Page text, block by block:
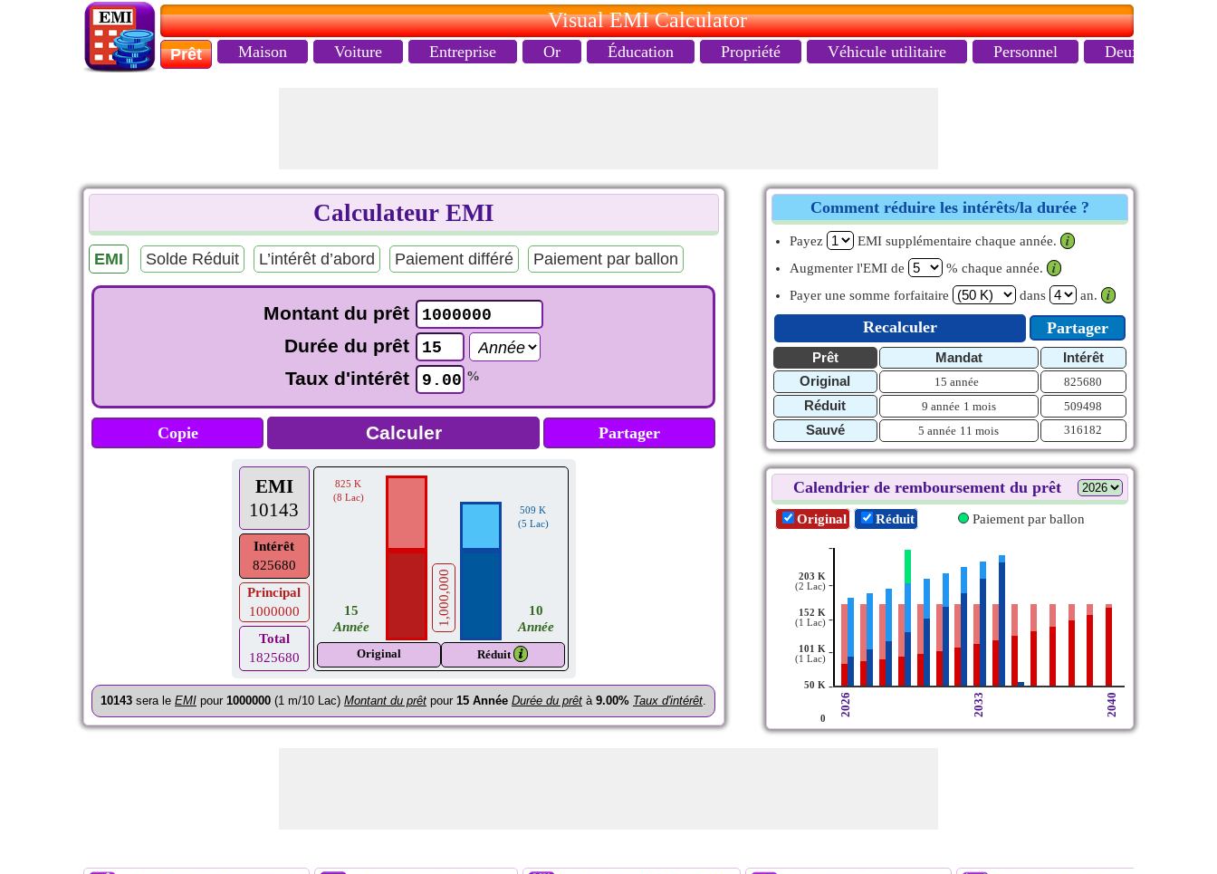
Visual EMI Calculator
Prêt Maison Voiture Entreprise Or Éducation Propriété Véhicule utilitaire Personnel Deux-roues
Calculateur EMI
EMI Solde Réduit L’intérêt d’abord Paiement différé Paiement par ballon
Montant du prêt
Durée du prêt
Taux d'intérêt
%
Copie Partager
EMI
10143
Intérêt
825680
Principal
1000000
Total
1825680
825 K
(8 Lac)
15
Année
1,000,000
509 K
(5 Lac)
10
Année
Original Réduit 𝒊
10143 sera le EMI pour 1000000 (1 m/10 Lac) Montant du prêt pour 15 Année Durée du prêt à 9.00% Taux d'intérêt.
Comment réduire les intérêts/la durée ?
Payez EMI supplémentaire chaque année.
𝒊
Augmenter l'EMI de
% chaque année.
𝒊
Payer une somme forfaitaire
dans an. 𝒊
Recalculer Partager
Prêt Mandat
Intérêt
Original
15 année 825680
Réduit 9 année 1 mois 509498
Sauvé 5 année 11 mois 316182
Calendrier de remboursement du prêt
Original Réduit Paiement par ballon
203 K
(2 Lac)
152 K
(1 Lac)
101 K
(1 Lac)
50 K
0
-
-
-
-
-
2026 2033 2040